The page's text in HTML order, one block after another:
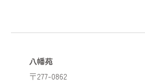
八幡苑
〒277-0862